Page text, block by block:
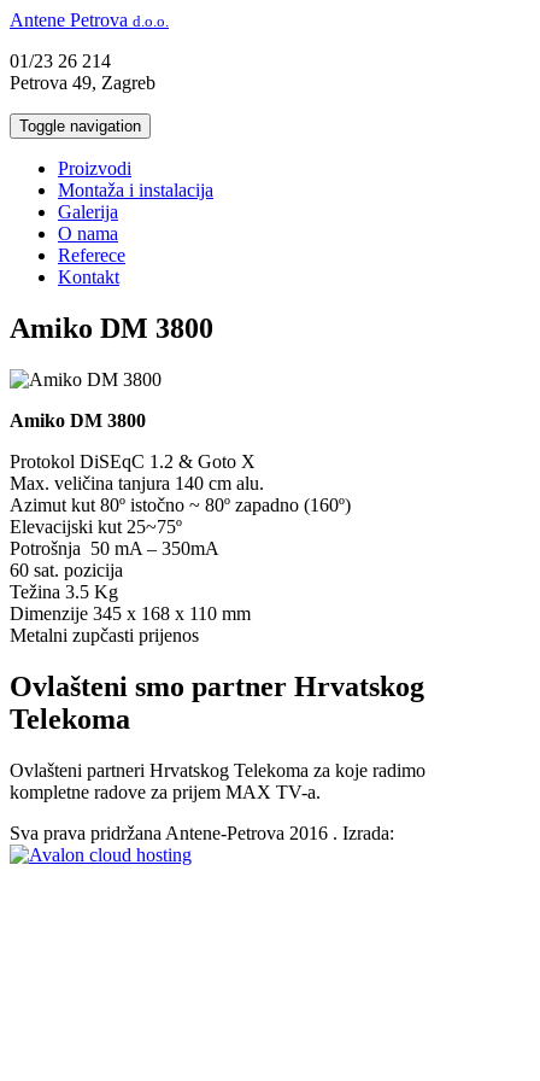
Antene Petrova d.o.o.
01/23 26 214
Petrova 49, Zagreb
Toggle navigation
Proizvodi
Montaža i instalacija
Galerija
O nama
Referece
Kontakt
Amiko DM 3800
Amiko DM 3800
Protokol DiSEqC 1.2 & Goto X
Max. veličina tanjura 140 cm alu.
Azimut kut 80º istočno ~ 80º zapadno (160º)
Elevacijski kut 25~75º
Potrošnja 50 mA – 350mA
60 sat. pozicija
Težina 3.5 Kg
Dimenzije 345 x 168 x 110 mm
Metalni zupčasti prijenos
Ovlašteni smo partner Hrvatskog
Telekoma
Ovlašteni partneri Hrvatskog Telekoma za koje radimo
kompletne radove za prijem MAX TV-a.
Sva prava pridržana Antene-Petrova 2016 . Izrada: